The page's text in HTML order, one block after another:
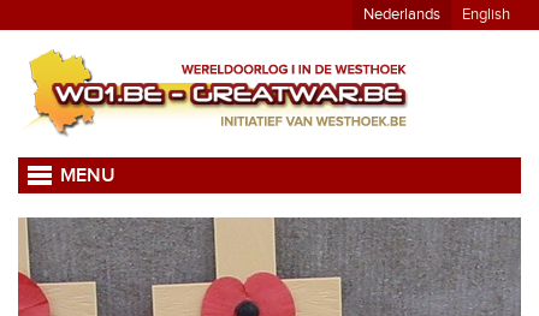
Nederlands English
MENU